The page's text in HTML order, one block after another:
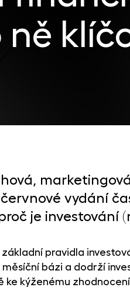
vydání
je investování
základní pravidla
měsíční bázi a dodrží
kýženému